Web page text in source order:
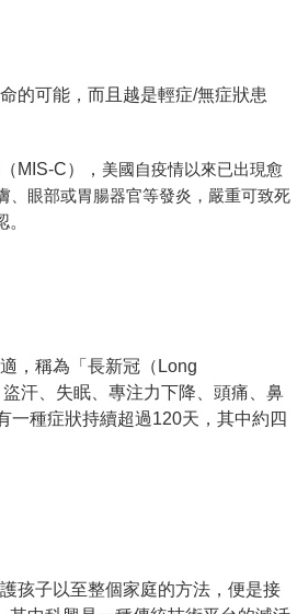
的可能，而且越是輕症/無症狀患
MIS-C）， 美國自疫情以來已出現愈
、眼部或胃腸器官等發炎，嚴重可致死
，稱為「長新冠（Long
汗、失眠、專注力下降、頭痛、鼻
一種症狀持續超過120天，其中約四
孩子以至整個家庭的方法，便是接